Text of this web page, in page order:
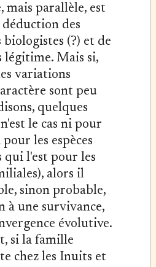
mais parallèle, est
des
biologistes (?) et de
légitime. Mais si,
variations
sont peu
quelques
le cas ni pour
les espèces
qui l'est pour les
alors il
sinon probable,
à une survivance,
évolutive.
si la famille
chez les Inuits et